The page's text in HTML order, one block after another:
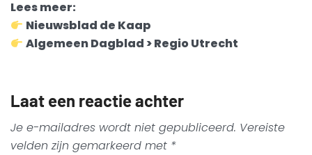
Lees meer:
Nieuwsblad de Kaap
Algemeen Dagblad > Regio Utrecht
Laat een reactie achter
Je e-mailadres wordt niet gepubliceerd. Vereiste
velden zijn gemarkeerd met *